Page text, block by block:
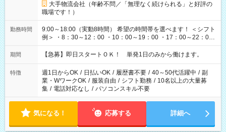
大手物流会社（年齢不問／「無理なく続けられる」と好評の
職場です！）
勤務時間
9:00～18:00（実動8時間） 希望の時間帯を選べます！ ＜シフト
例＞ ・8：30～12：00 ・10：00～19：00 ・17：00～22：00
・13：00～22：00 ・22：00～翌6：00 など
期間 【急募】即日スタートＯＫ！ 単発1日のみから働けます。
特徴 週1日からOK / 日払いOK / 履歴書不要 / 40～50代活躍中 / 副
業・WワークOK / 服装自由 / シフト勤務 / 10名以上の大量募
集 / 電話対応なし / パソコンスキル不要
気になる！ 応募する 詳細へ